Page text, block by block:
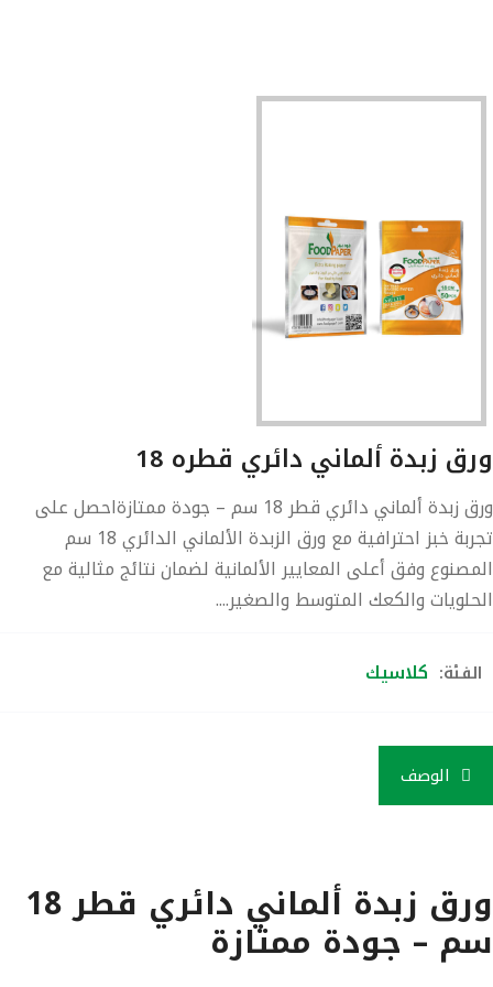
ورق زبدة ألماني دائري قطره 18
ورق زبدة ألماني دائري قطر 18 سم – جودة ممتازةاحصل على
تجربة خبز احترافية مع ورق الزبدة الألماني الدائري 18 سم
المصنوع وفق أعلى المعايير الألمانية لضمان نتائج مثالية مع
الحلويات والكعك المتوسط والصغير....
الفئة: كلاسيك
الوصف
ورق زبدة ألماني دائري قطر 18
سم – جودة ممتازة